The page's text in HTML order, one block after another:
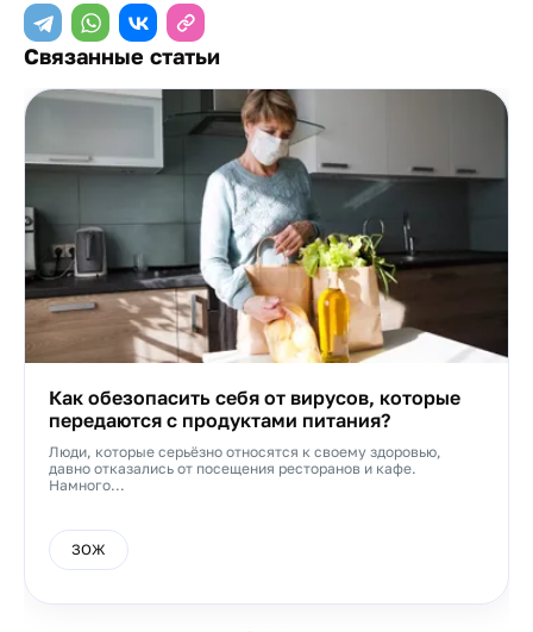
Связанные статьи
Как обезопасить себя от вирусов, которые
передаются с продуктами питания?
Люди, которые серьёзно относятся к своему здоровью,
давно отказались от посещения ресторанов и кафе.
Намного...
ЗОЖ